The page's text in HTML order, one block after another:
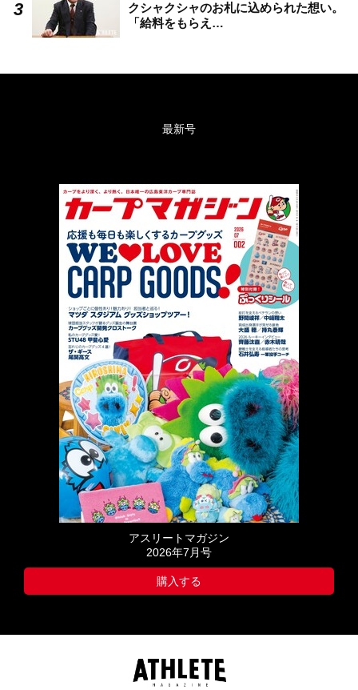
クシャクシャのお札に込められた想い。
「給料をもらえ…
最新号
アスリートマガジン
2026年7月号
購入する